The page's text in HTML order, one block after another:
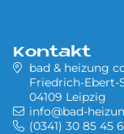
Kontakt
bad & heizung
Friedrich-Ebert-
04109 Leipzig
info@bad-
(0341) 30 85 45